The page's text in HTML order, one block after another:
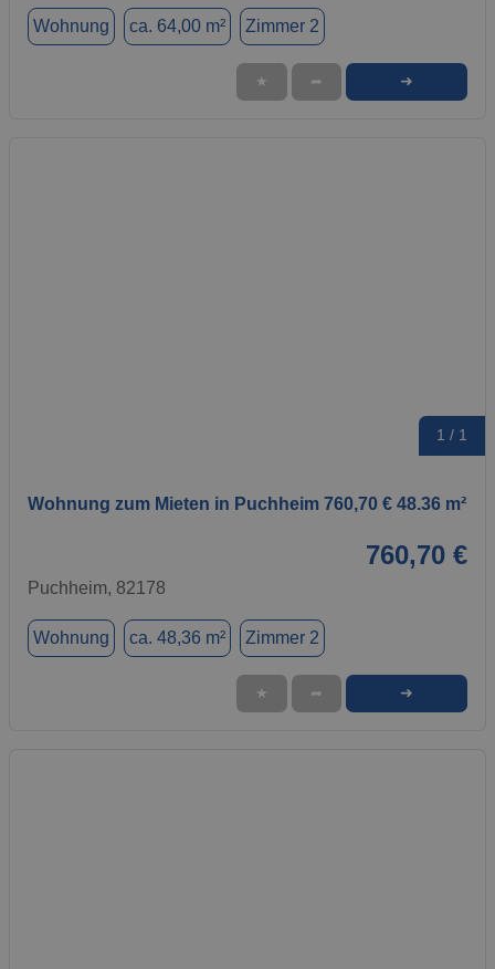
Wohnung ca. 64,00 m² Zimmer 2
★ ➦ ➜
1 / 1
Wohnung zum Mieten in Puchheim 760,70 € 48.36 m²
760,70 €
Puchheim, 82178
Wohnung ca. 48,36 m² Zimmer 2
★ ➦ ➜